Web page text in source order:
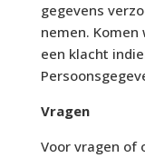
gegevens
nemen.
een klacht
Vragen
Voor vragen of